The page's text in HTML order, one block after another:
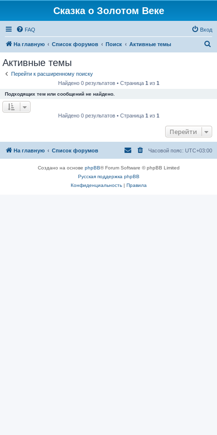
Сказка о Золотом Веке
FAQ Вход
На главную Список форумов Поиск Активные темы
Активные темы
Перейти к расширенному поиску
Найдено 0 результатов • Страница 1 из 1
Подходящих тем или сообщений не найдено.
Найдено 0 результатов • Страница 1 из 1
Перейти
На главную Список форумов Часовой пояс: UTC+03:00
Создано на основе phpBB® Forum Software © phpBB Limited
Русская поддержка phpBB
Конфиденциальность| Правила